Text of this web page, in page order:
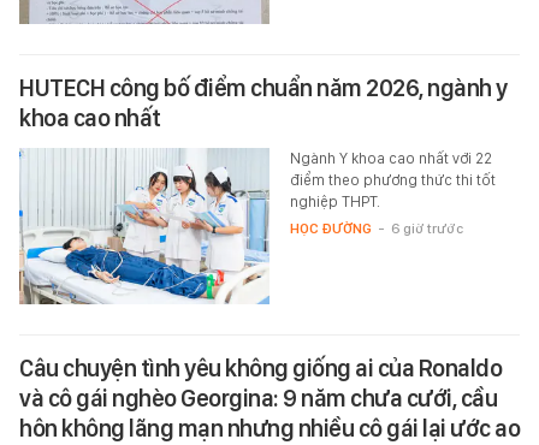
HUTECH công bố điểm chuẩn năm 2026, ngành y
khoa cao nhất
Ngành Y khoa cao nhất với 22
điểm theo phương thức thi tốt
nghiệp THPT.
HỌC ĐƯỜNG - 6 giờ trước
Câu chuyện tình yêu không giống ai của Ronaldo
và cô gái nghèo Georgina: 9 năm chưa cưới, cầu
hôn không lãng mạn nhưng nhiều cô gái lại ước ao